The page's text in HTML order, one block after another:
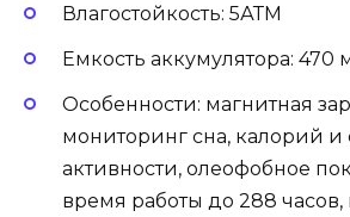
Влагостойкость: 5АТМ
Емкость аккумулятора: 470
Особенности: магнитная
мониторинг сна, калорий
активности, олеофобное
время работы до 288